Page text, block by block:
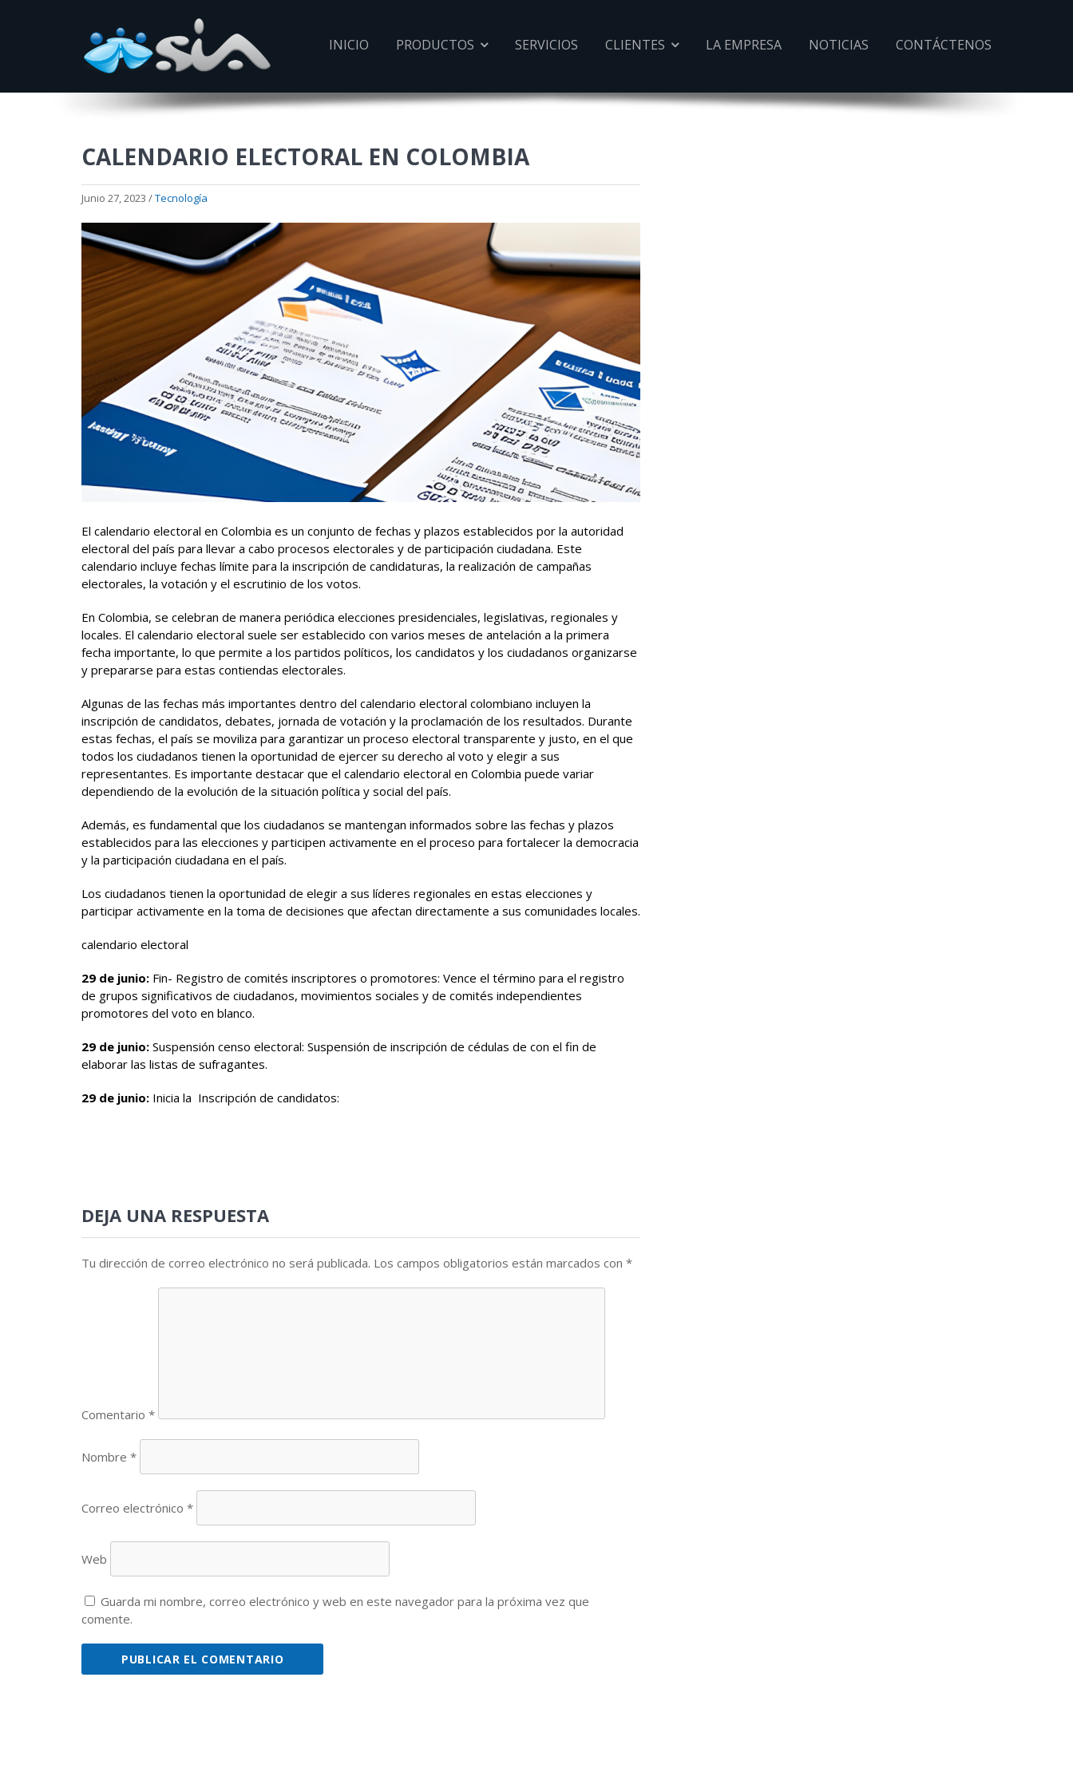
INICIO PRODUCTOS  SERVICIOS CLIENTES  LA EMPRESA NOTICIAS CONTÁCTENOS
CALENDARIO ELECTORAL EN COLOMBIA
Junio 27, 2023 /Tecnología
El calendario electoral en Colombia es un conjunto de fechas y plazos establecidos por la autoridad
electoral del país para llevar a cabo procesos electorales y de participación ciudadana. Este
calendario incluye fechas límite para la inscripción de candidaturas, la realización de campañas
electorales, la votación y el escrutinio de los votos.
En Colombia, se celebran de manera periódica elecciones presidenciales, legislativas, regionales y
locales. El calendario electoral suele ser establecido con varios meses de antelación a la primera
fecha importante, lo que permite a los partidos políticos, los candidatos y los ciudadanos organizarse
y prepararse para estas contiendas electorales.
Algunas de las fechas más importantes dentro del calendario electoral colombiano incluyen la
inscripción de candidatos, debates, jornada de votación y la proclamación de los resultados. Durante
estas fechas, el país se moviliza para garantizar un proceso electoral transparente y justo, en el que
todos los ciudadanos tienen la oportunidad de ejercer su derecho al voto y elegir a sus
representantes. Es importante destacar que el calendario electoral en Colombia puede variar
dependiendo de la evolución de la situación política y social del país.
Además, es fundamental que los ciudadanos se mantengan informados sobre las fechas y plazos
establecidos para las elecciones y participen activamente en el proceso para fortalecer la democracia
y la participación ciudadana en el país.
Los ciudadanos tienen la oportunidad de elegir a sus líderes regionales en estas elecciones y
participar activamente en la toma de decisiones que afectan directamente a sus comunidades locales.
calendario electoral
29 de junio: Fin- Registro de comités inscriptores o promotores: Vence el término para el registro
de grupos significativos de ciudadanos, movimientos sociales y de comités independientes
promotores del voto en blanco.
29 de junio: Suspensión censo electoral: Suspensión de inscripción de cédulas de con el fin de
elaborar las listas de sufragantes.
29 de junio: Inicia la Inscripción de candidatos:
DEJA UNA RESPUESTA
Tu dirección de correo electrónico no será publicada. Los campos obligatorios están marcados con *
Comentario *
Nombre *
Correo electrónico *
Web
Guarda mi nombre, correo electrónico y web en este navegador para la próxima vez que
comente.